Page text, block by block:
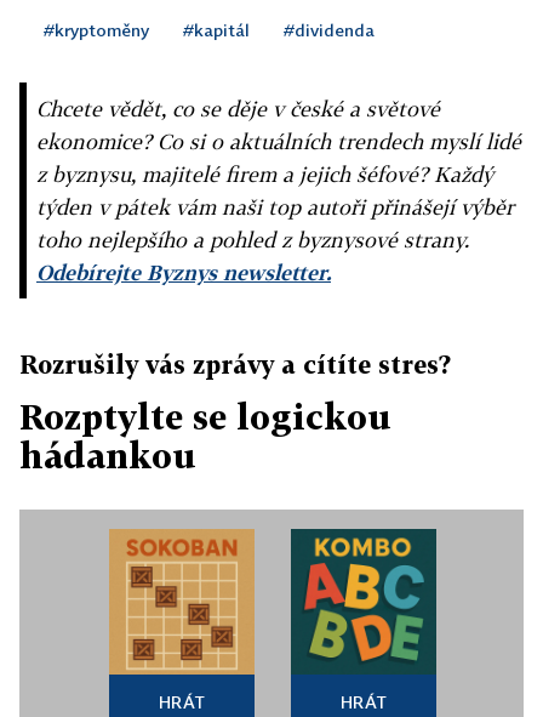
#kryptoměny #kapitál #dividenda
Chcete vědět, co se děje v české a světové
ekonomice? Co si o aktuálních trendech myslí lidé
z byznysu, majitelé firem a jejich šéfové? Každý
týden v pátek vám naši top autoři přinášejí výběr
toho nejlepšího a pohled z byznysové strany.
Odebírejte Byznys newsletter.
Rozrušily vás zprávy a cítíte stres?
Rozptylte se logickou
hádankou
HRÁT HRÁT